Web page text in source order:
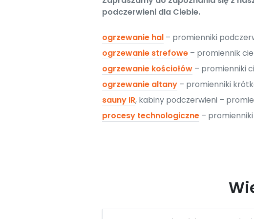
podczerwieni dla Ciebie.
ogrzewanie hal – promienniki
ogrzewanie strefowe – promiennik
ogrzewanie kościołów – promienniki
ogrzewanie altany – promienniki
sauny IR, kabiny podczerwieni –
procesy technologiczne –